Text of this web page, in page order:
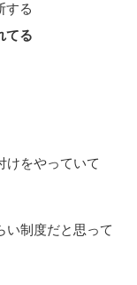
する
てる
けをやっていて
い制度だと思って